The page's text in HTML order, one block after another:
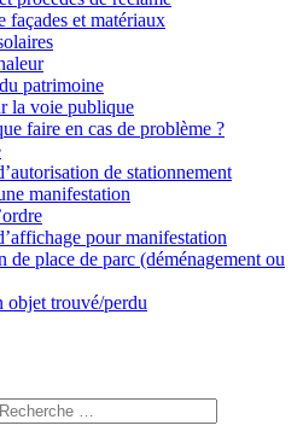
façades et matériaux
patrimoine
la voie publique
faire en cas de problème ?
de stationnement
manifestation
pour manifestation
de place de parc (déménagement ou
objet trouvé/perdu